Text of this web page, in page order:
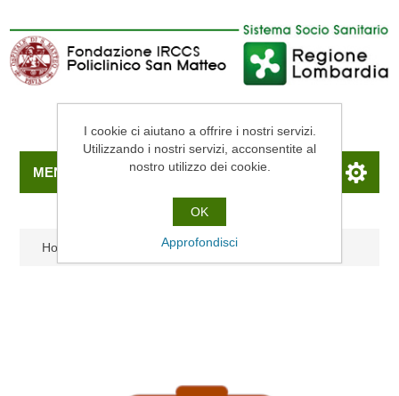
MENU
Home Lunchcard ricarica 10
I cookie ci aiutano a offrire i nostri servizi.
Utilizzando i nostri servizi, acconsentite al
nostro utilizzo dei cookie.
OK
Approfondisci